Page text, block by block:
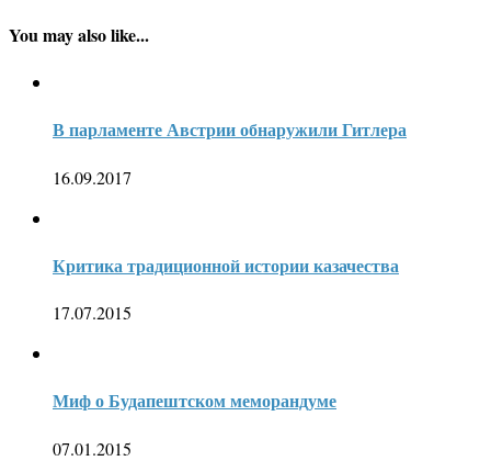
You may also like...
В парламенте Австрии обнаружили Гитлера
16.09.2017
Критика традиционной истории казачества
17.07.2015
Миф о Будапештском меморандуме
07.01.2015